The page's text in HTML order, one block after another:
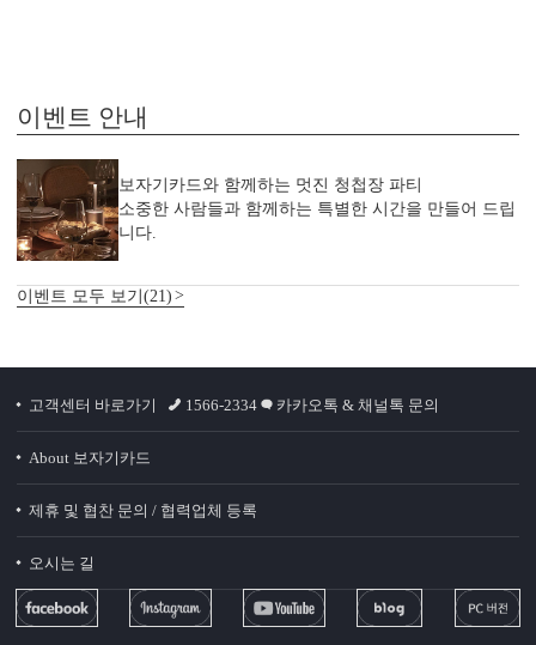
이벤트 안내
보자기카드와 함께하는 멋진 청첩장 파티
소중한 사람들과 함께하는 특별한 시간을 만들어 드립
니다.
이벤트 모두 보기(21)
고객센터 바로가기 1566-2334 카카오톡 & 채널톡 문의
About 보자기카드
제휴 및 협찬 문의 / 협력업체 등록
오시는 길